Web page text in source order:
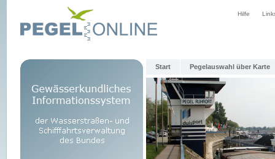
Hilfe
Start Pegelauswahl über Karte